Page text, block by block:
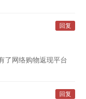
了网络购物返现平台
回复
回复